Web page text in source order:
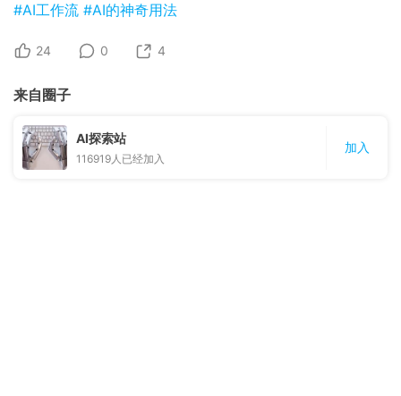
#AI工作流 #AI的神奇用法
24 0 4
来自圈子
AI探索站
116919 人已经加入
加入